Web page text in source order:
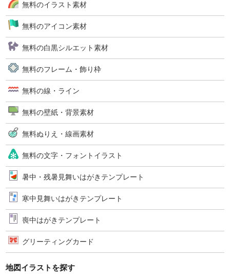
無料のイラスト素材
無料のアイコン素材
無料の白黒シルエット素材
無料のフレーム・飾り枠
無料の線・ライン
無料の壁紙・背景素材
無料ぬりえ・線画素材
無料の文字・フォントイラスト
暑中・残暑見舞いはがきテンプレート
寒中見舞いはがきテンプレート
喪中はがきテンプレート
グリーティングカード
地図イラストを探す